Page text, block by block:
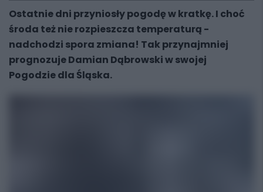
Ostatnie dni przyniosły pogodę w kratkę. I choć
środa też nie rozpieszcza temperaturą -
nadchodzi spora zmiana! Tak przynajmniej
prognozuje Damian Dąbrowski w swojej
Pogodzie dla Śląska.